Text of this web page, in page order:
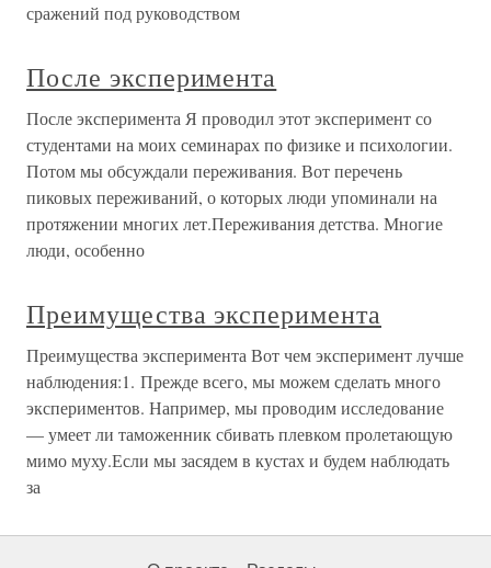
сражений под руководством
После эксперимента
После эксперимента Я проводил этот эксперимент со
студентами на моих семинарах по физике и психологии.
Потом мы обсуждали переживания. Вот перечень
пиковых переживаний, о которых люди упоминали на
протяжении многих лет.Переживания детства. Многие
люди, особенно
Преимущества эксперимента
Преимущества эксперимента Вот чем эксперимент лучше
наблюдения:1. Прежде всего, мы можем сделать много
экспериментов. Например, мы проводим исследование
— умеет ли таможенник сбивать плевком пролетающую
мимо муху.Если мы засядем в кустах и будем наблюдать
за